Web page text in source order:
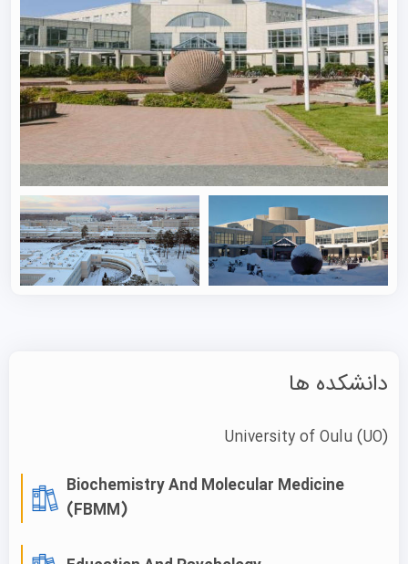
یادگیری ماشین و امنیت سایبری تمرکز دارد. جذاب‌ترین
ویژگی آن، دسترسی به آزمایشگاه مجهز "Super Fab
Lab" (طراحی شده توسط دانشگاه MIT) است که در آن
می‌توانید با پرینترهای سه‌بعدی و برش‌های لیزری،
سخت‌افزارهای تکنولوژیک خودتان را فیزیکی بسازید!
مهندسی الکترونیک و ارتباطات:یک رشته بسیار معتبر و
عملی که در آن به جای صرفاً خواندن کتاب، ایده‌هایتان را
در آزمایشگاه‌های واقعی مثل پردیس هوشمند
(SmartCampus) و مراکز هوش چاپی آزمایش می‌کنید.
مهندسی نرم‌افزار و سیستم‌های اطلاعاتی:این دوره فراتر از
مدیریت بازرگانی بین‌المللی:
اولو برگزار می‌شود که دارای اعتبارنامه فوق‌العاده کمیاب
دارد). در این رشته نحوه مدیریت کسب‌وکارهای جهانی با
تمرکز بر پایداری نوردیک و عملکردهای سبز را می‌آموزید و
دانشکده ها
University of Oulu (UO)
Biochemistry And Molecular Medicine
(FBMM)